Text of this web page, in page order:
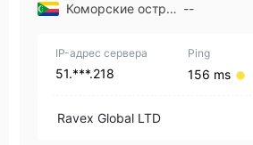
Коморские острова --
IP-адрес сервера
51.***.218
Ping
156 ms
Ravex Global LTD